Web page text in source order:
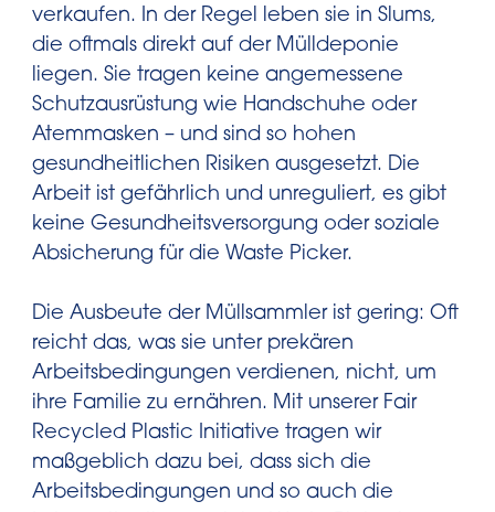
verkaufen. In der Regel leben sie in Slums,
die oftmals direkt auf der Mülldeponie
liegen. Sie tragen keine angemessene
Schutzausrüstung wie Handschuhe oder
Atemmasken – und sind so hohen
gesundheitlichen Risiken ausgesetzt. Die
Arbeit ist gefährlich und unreguliert, es gibt
keine Gesundheitsversorgung oder soziale
Absicherung für die Waste Picker.
Die Ausbeute der Müllsammler ist gering: Oft
reicht das, was sie unter prekären
Arbeitsbedingungen verdienen, nicht, um
ihre Familie zu ernähren. Mit unserer Fair
Recycled Plastic Initiative tragen wir
maßgeblich dazu bei, dass sich die
Arbeitsbedingungen und so auch die